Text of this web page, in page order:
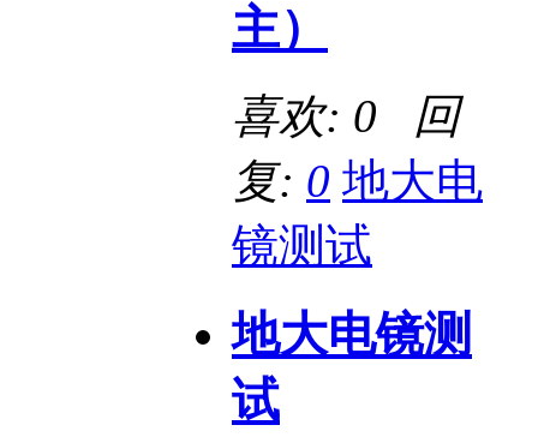
主）
喜欢: 0 回
复: 0 地大电
镜测试
地大电镜测
试